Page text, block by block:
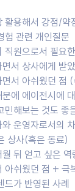
활용해서 강점/약
험 관련 개인질문
직원으로서 필요
서 상사에게 받
면서 아쉬웠던 점
문에 에이전시에
민해보는 것도 좋
운영자로서의
상사(혹은 동료)
뒤 얻고 싶은 역
아쉬웠던 점 + 극
드가 반영된 사례